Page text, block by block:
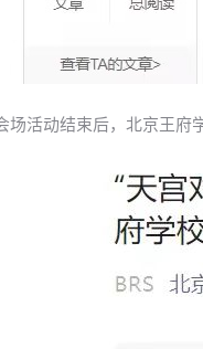
场活动结束后，北京王